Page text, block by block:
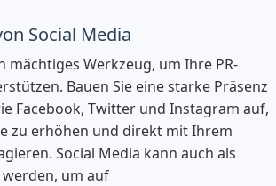
Social Media
mächtiges Werkzeug, um Ihre PR-
Bauen Sie eine starke Präsenz
Facebook, Twitter und Instagram auf,
zu erhöhen und direkt mit Ihrem
Social Media kann auch als
um auf